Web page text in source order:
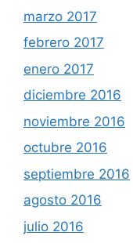
marzo 2017
febrero 2017
enero 2017
diciembre 2016
noviembre 2016
octubre 2016
septiembre 2016
agosto 2016
julio 2016